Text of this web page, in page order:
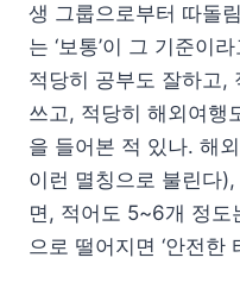
생 그룹으로부터 따돌
는 ‘보통’이 그 기준이
적당히 공부도 잘하고,
쓰고, 적당히 해외여행
을 들어본 적 있나. 해
이런 멸칭으로 불린다
면, 적어도 5~6개 정도
으로 떨어지면 ‘안전한